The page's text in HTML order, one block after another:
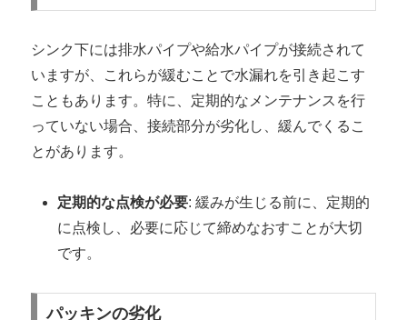
シンク下には排水パイプや給水パイプが接続されて
いますが、これらが緩むことで水漏れを引き起こす
こともあります。特に、定期的なメンテナンスを行
っていない場合、接続部分が劣化し、緩んでくるこ
とがあります。
定期的な点検が必要: 緩みが生じる前に、定期的
に点検し、必要に応じて締めなおすことが大切
です。
パッキンの劣化